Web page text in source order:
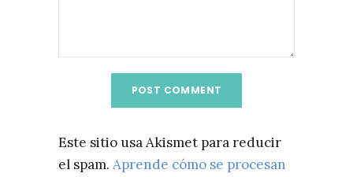
Este sitio usa Akismet para reducir
el spam. Aprende cómo se procesan